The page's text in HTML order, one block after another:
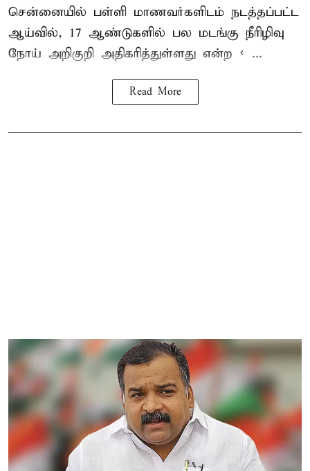
சென்னையில் பள்ளி மாணவர்களிடம் நடத்தப்பட்ட
ஆய்வில், 17 ஆண்டுகளில் பல மடங்கு நீரிழிவு
நோய் அறிகுறி அதிகரித்துள்ளது என்ற < ...
Read More